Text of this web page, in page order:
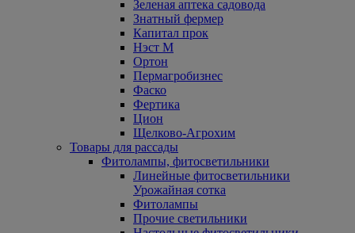
Зеленая аптека садовода
Знатный фермер
Капитал прок
Нэст М
Ортон
Пермагробизнес
Фаско
Фертика
Цион
Щелково-Агрохим
Товары для рассады
Фитолампы, фитосветильники
Линейные фитосветильники
Урожайная сотка
Фитолампы
Прочие светильники